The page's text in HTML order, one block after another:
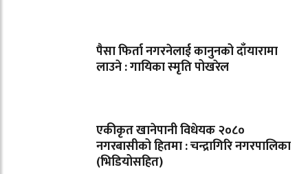
पैसा फिर्ता नगरनेलाई कानुनको दाँयारामा
लाउने : गायिका स्‍मृति पोखरेल
एकीकृत खानेपानी विधेयक २०८०
नगरबासीको हितमा : चन्द्रागिरि नगरपालिका
(भिडियोसहित)